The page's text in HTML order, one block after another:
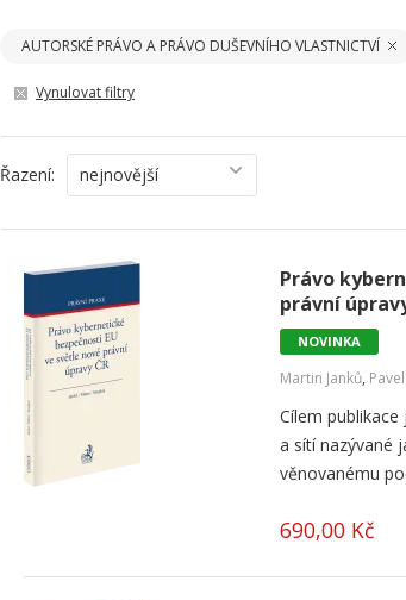
AUTORSKÉ PRÁVO A PRÁVO DUŠEVNÍHO VLASTNICTVÍ
Vynulovat filtry
Řazení: nejnovější
Právo
právní
NOVINKA
Martin Janků,
Cílem
a sítí nazývané
věnovanému
690,00 Kč